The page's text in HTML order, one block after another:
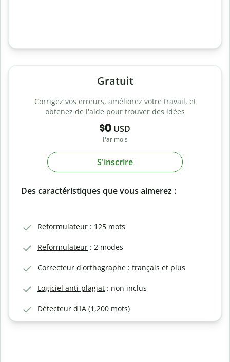
Gratuit
Corrigez vos erreurs, améliorez votre travail, et
obtenez de l'aide pour trouver des idées
$0 USD
Par mois
S'inscrire
Des caractéristiques que vous aimerez :
Reformulateur : 125 mots
Reformulateur : 2 modes
Correcteur d'orthographe : français et plus
Logiciel anti-plagiat : non inclus
Détecteur d'IA (1,200 mots)